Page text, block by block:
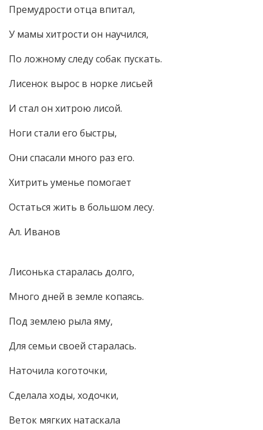
Премудрости отца впитал,
У мамы хитрости он научился,
По ложному следу собак пускать.
Лисенок вырос в норке лисьей
И стал он хитрою лисой.
Ноги стали его быстры,
Они спасали много раз его.
Хитрить уменье помогает
Остаться жить в большом лесу.
Ал. Иванов
Лисонька старалась долго,
Много дней в земле копаясь.
Под землею рыла яму,
Для семьи своей старалась.
Наточила коготочки,
Сделала ходы, ходочки,
Веток мягких натаскала